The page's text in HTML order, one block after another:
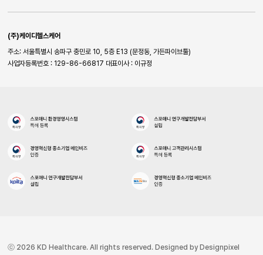
(주)케이디헬스케어
주소: 서울특별시 송파구 충민로 10, 5층 E13 (문정동, 가든파이브툴)
사업자등록번호 : 129-86-66817 대표이사 : 이규정
ⓒ 2026 KD Healthcare. All rights reserved. Designed by Designpixel